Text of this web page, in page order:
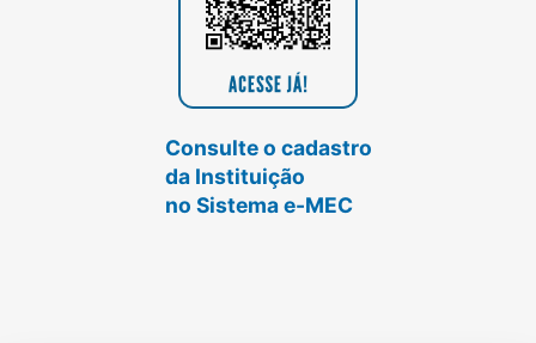
Consulte o cadastro
da Instituição
no Sistema e-MEC